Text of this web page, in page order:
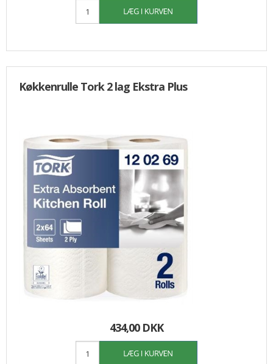
Køkkenrulle Tork 2 lag Ekstra Plus
434,00 DKK